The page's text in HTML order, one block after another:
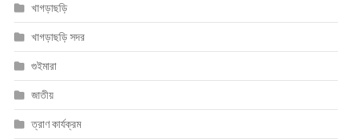
খাগড়াছড়ি
খাগড়াছড়ি সদর
গুইমারা
জাতীয়
ত্রাণ কার্যক্রম